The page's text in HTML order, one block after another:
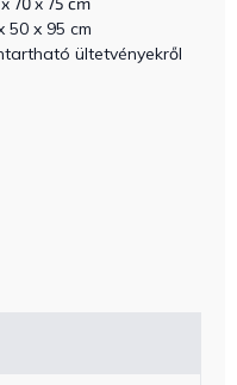
50 x 95 cm
ültetvényekről